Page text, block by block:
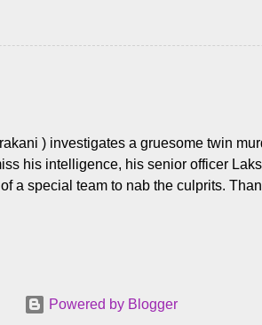
ரம்யா பாண்டியன், வி டி வி கணேஷ் ,
உத்தமன் உள்ளிட்ட பலர்
ஜீ. வி. பிரகாஷ் குமார்
கவனிக்க.. லாரன்ஸ் கிஷோர் படத்
அவசியத்தை வலியுறுத்தி தயாராகி
நிறுவனம் சார்பில் சக்திவேலன் வழங...
) investigates a gruesome twin
his intelligence, his senior officer
a special team to nab the culprits.
layers emerge which link the case to
is a chilling series of encounters
Powered by Blogger